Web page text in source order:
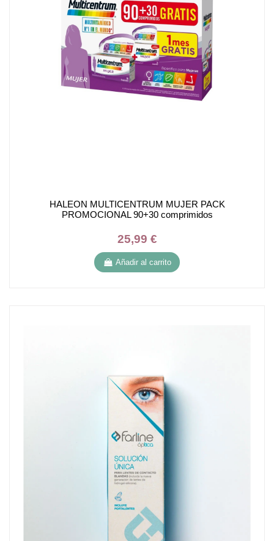
HALEON MULTICENTRUM MUJER PACK
PROMOCIONAL 90+30 comprimidos
25,99 €
Añadir al carrito